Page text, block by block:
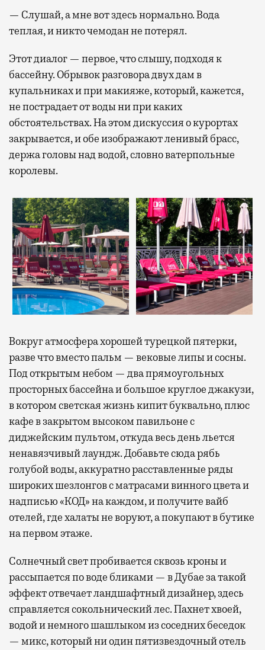
— Слушай, а мне вот здесь нормально. Вода
теплая, и никто чемодан не потерял.
Этот диалог — первое, что слышу, подходя к
бассейну. Обрывок разговора двух дам в
купальниках и при макияже, который, кажется,
не пострадает от воды ни при каких
обстоятельствах. На этом дискуссия о курортах
закрывается, и обе изображают ленивый брасс,
держа головы над водой, словно ватерпольные
королевы.
Вокруг атмосфера хорошей турецкой пятерки,
разве что вместо пальм — вековые липы и сосны.
Под открытым небом — два прямоугольных
просторных бассейна и большое круглое джакузи,
в котором светская жизнь кипит буквально, плюс
кафе в закрытом высоком павильоне с
диджейским пультом, откуда весь день льется
ненавязчивый лаундж. Добавьте сюда рябь
голубой воды, аккуратно расставленные ряды
широких шезлонгов с матрасами винного цвета и
надписью «КОД» на каждом, и получите вайб
отелей, где халаты не воруют, а покупают в бутике
на первом этаже.
Солнечный свет пробивается сквозь кроны и
рассыпается по воде бликами — в Дубае за такой
эффект отвечает ландшафтный дизайнер, здесь
справляется сокольнический лес. Пахнет хвоей,
водой и немного шашлыком из соседних беседок
— микс, который ни один пятизвездочный отель